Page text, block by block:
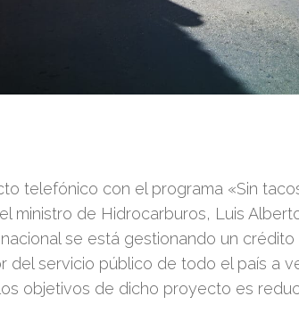
telefónico con el programa «Sin
ministro de Hidrocarburos, Luis
se está gestionando un
del servicio público de todo el país a
objetivos de dicho proyecto es